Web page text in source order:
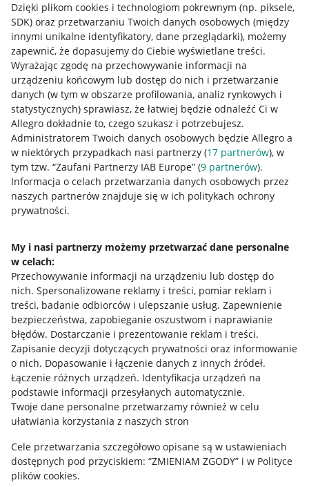
Dzięki plikom cookies i technologiom pokrewnym (np. piksele,
SDK) oraz przetwarzaniu Twoich danych osobowych (między
innymi unikalne identyfikatory, dane przeglądarki), możemy
zapewnić, że dopasujemy do Ciebie wyświetlane treści.
Wyrażając zgodę na przechowywanie informacji na
urządzeniu końcowym lub dostęp do nich i przetwarzanie
danych (w tym w obszarze profilowania, analiz rynkowych i
statystycznych) sprawiasz, że łatwiej będzie odnaleźć Ci w
Allegro dokładnie to, czego szukasz i potrzebujesz.
Administratorem Twoich danych osobowych będzie Allegro a
w niektórych przypadkach nasi partnerzy (17 partnerów), w
tym tzw. “Zaufani Partnerzy IAB Europe” (9 partnerów).
Informacja o celach przetwarzania danych osobowych przez
naszych partnerów znajduje się w ich politykach ochrony
prywatności.
My i nasi partnerzy możemy przetwarzać dane personalne
w celach:
Przechowywanie informacji na urządzeniu lub dostęp do
nich. Spersonalizowane reklamy i treści, pomiar reklam i
treści, badanie odbiorców i ulepszanie usług. Zapewnienie
bezpieczeństwa, zapobieganie oszustwom i naprawianie
błędów. Dostarczanie i prezentowanie reklam i treści.
Zapisanie decyzji dotyczących prywatności oraz informowanie
o nich. Dopasowanie i łączenie danych z innych źródeł.
Łączenie różnych urządzeń. Identyfikacja urządzeń na
podstawie informacji przesyłanych automatycznie.
Twoje dane personalne przetwarzamy również w celu
ułatwiania korzystania z naszych stron
Cele przetwarzania szczegółowo opisane są w ustawieniach
dostępnych pod przyciskiem: “ZMIENIAM ZGODY” i w Polityce
plików cookies.
Przydatne informacje
Jak to działa
Allegro Gadane dla sprzedających
Allegro Gadane dla kupujących
Mapa miejscowości
Informacje prawne
Regulamin
Polityka plików "cookies"
Ustawienia plików "cookies"
Udostępnianie lokalizacji
Informacje dla Aktu o Usługach Cyfrowych